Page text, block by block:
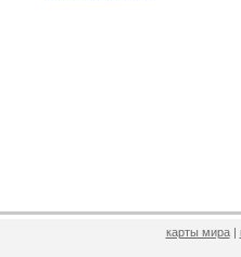
карты мира|